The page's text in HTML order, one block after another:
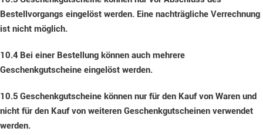
Bestellvorgangs eingelöst werden. Eine nachträgliche Verrechnung
ist nicht möglich.
10.4 Bei einer Bestellung können auch mehrere
Geschenkgutscheine eingelöst werden.
10.5 Geschenkgutscheine können nur für den Kauf von Waren und
nicht für den Kauf von weiteren Geschenkgutscheinen verwendet
werden.